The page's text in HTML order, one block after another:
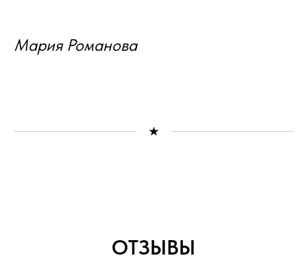
Мария Романова
ОТЗЫВЫ